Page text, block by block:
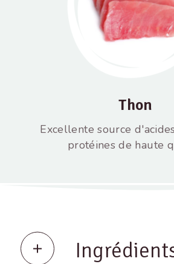
Thon
Excellente source
protéines de haute